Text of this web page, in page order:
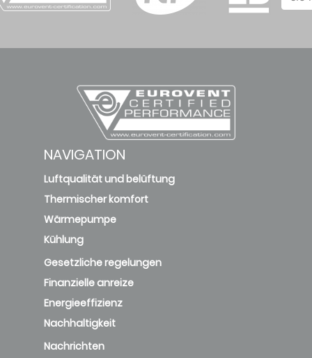
NAVIGATION
Luftqualität und belüftung
Thermischer komfort
Wärmepumpe
Kühlung
Gesetzliche regelungen
Finanzielle anreize
Energieeffizienz
Nachhaltigkeit
Nachrichten